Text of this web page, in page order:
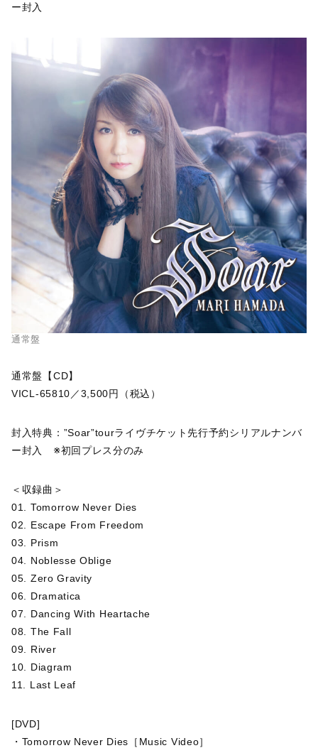
ー封入
通常盤
通常盤【CD】
VICL-65810／3,500円（税込）
封入特典：”Soar”tourライヴチケット先行予約シリアルナンバ
ー封入 ※初回プレス分のみ
＜収録曲＞
01. Tomorrow Never Dies
02. Escape From Freedom
03. Prism
04. Noblesse Oblige
05. Zero Gravity
06. Dramatica
07. Dancing With Heartache
08. The Fall
09. River
10. Diagram
11. Last Leaf
[DVD]
・Tomorrow Never Dies［Music Video］